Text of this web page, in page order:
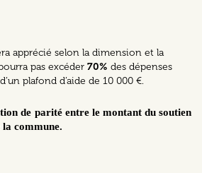
apprécié selon la dimension et la
pas excéder 70% des dépenses
plafond d’aide de 10 000 €.
de parité entre le montant du soutien
commune.